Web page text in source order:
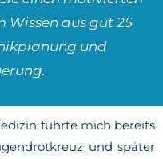
aus gut 25
und
führte mich bereits
und später